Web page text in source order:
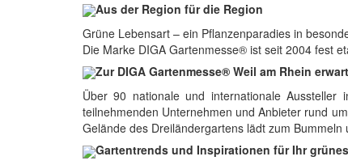
Aus der Region für die Region
Grüne Lebensart – ein Pflanzenparadies in
Die Marke DIGA Gartenmesse® ist seit 2004 fest
Zur DIGA Gartenmesse® Weil am Rhein
Über 90 nationale und internationale
teilnehmenden Unternehmen und Anbieter rund
Gelände des Dreiländergartens lädt zum
Gartentrends und Inspirationen für Ihr